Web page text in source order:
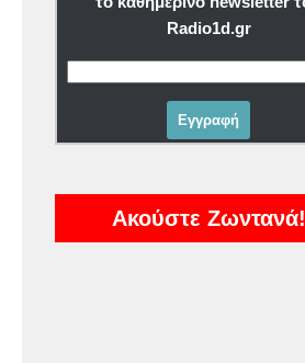
Radio1d.gr
Ακούστε Ζωντανά!